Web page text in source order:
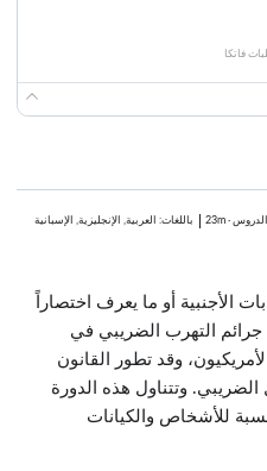
فاتكا
·
23m باللغات: العربية, الإنجليزية, الإسبانية
الأجنبية أو ما يعرف اختصاراً
جرائم التهرب الضريبي في
وقد تطور القانون
الضريبي. وتتناول هذه الدورة
للأشخاص والكيانات